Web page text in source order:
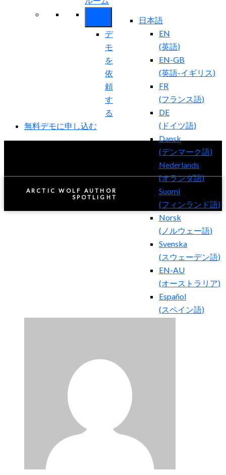
日本語
EN
(英語)
EN-GB
(英語-イギリス)
FR
(フランス語)
DE
( ドイツ語)
Dansk
(デンマーク語)
Nederlands
(オランダ語)
Suomi
(フィンランド語)
Norsk
( ノルウェー語)
Svenska
(スウェーデン語)
EN-AU
(オーストラリア)
Español
(スペイン語)
デ
モ
を
依
頼
す
る
無料デモに申し込む
ARCTIC WOLF AUTHOR
SPOTLIGHT